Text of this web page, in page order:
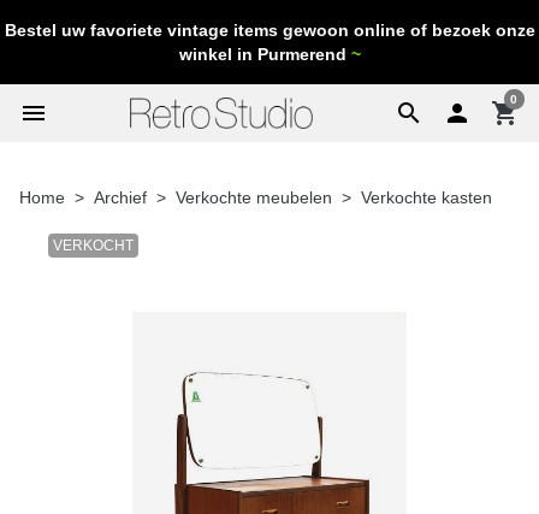
Bestel uw favoriete vintage items gewoon online of bezoek onze
winkel in Purmerend ~
search
menu  shopping_cart
0
Home Archief Verkochte meubelen Verkochte kasten
VERKOCHT